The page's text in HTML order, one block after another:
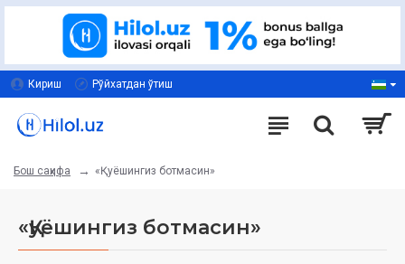
Кириш Рўйхатдан ўтиш
Бош саҳифа «Қуёшингиз ботмасин»
«Қуёшингиз ботмасин»